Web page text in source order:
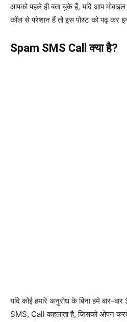
आपको पहले ही बता चुके हैं, यदि आप
कॉल से परेशान हैं तो इस पोस्ट को पढ़ कर
Spam SMS Call क्या है?
यदि कोई हमारे अनुरोध के बिना हमे बार-
SMS, Call कहलाता है, जिसको ओपन करते